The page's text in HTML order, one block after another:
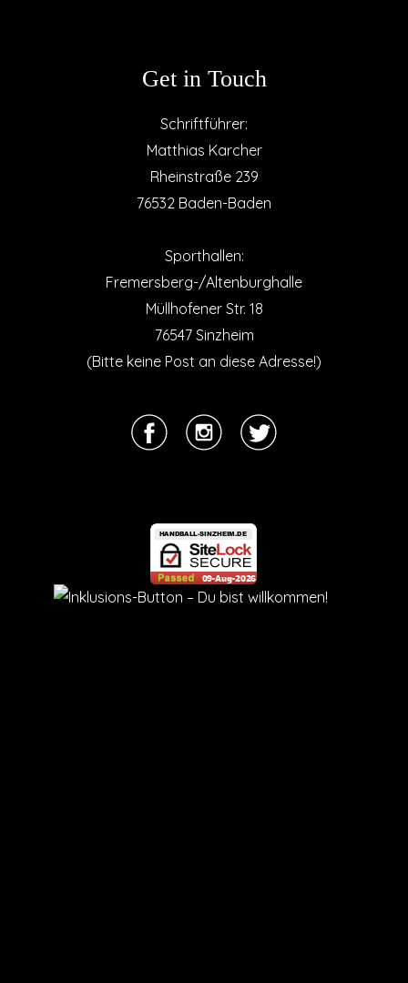
Get in Touch
Schriftführer:
Matthias Karcher
Rheinstraße 239
76532 Baden-Baden
Sporthallen:
Fremersberg-/Altenburghalle
Müllhofener Str. 18
76547 Sinzheim
(Bitte keine Post an diese Adresse!)